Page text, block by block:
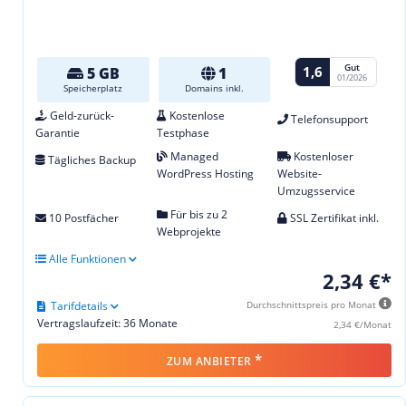
5 GB
Speicherplatz
1
Domains inkl.
1,6 Gut
01/2026
Geld-zurück-
Garantie
Kostenlose
Testphase
Telefonsupport
Tägliches Backup
Managed
WordPress Hosting
Kostenloser
Website-
Umzugsservice
10 Postfächer
Für bis zu 2
Webprojekte
SSL Zertifikat inkl.
Alle Funktionen
2,34 €*
Durchschnittspreis pro Monat
2,34 €/Monat
Vertragslaufzeit: 36 Monate
Tarifdetails
ZUM ANBIETER *